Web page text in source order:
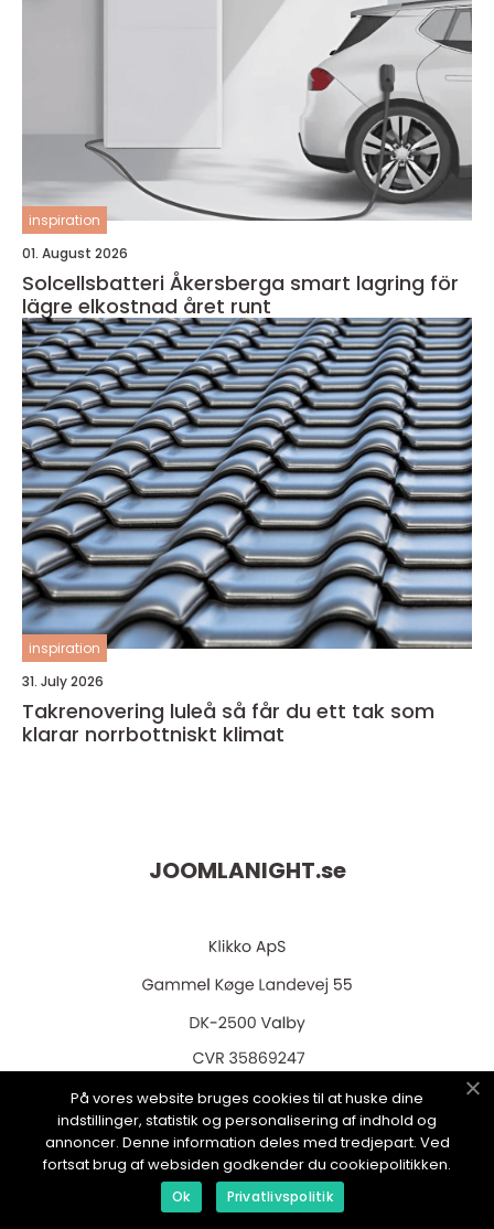
inspiration
01. August 2026
Solcellsbatteri Åkersberga smart lagring för
lägre elkostnad året runt
inspiration
31. July 2026
Takrenovering luleå så får du ett tak som
klarar norrbottniskt klimat
JOOMLANIGHT.se
web:www.klikko.dk
Menu
På vores website bruges cookies til at huske dine
indstillinger, statistik og personalisering af indhold og
annoncer. Denne information deles med tredjepart. Ved
fortsat brug af websiden godkender du cookiepolitikken.
Ok Privatlivspolitik